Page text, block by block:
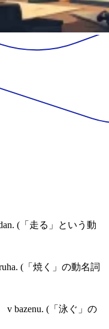
(「走る」という動
(「焼く」の動名詞
v bazenu. (「泳ぐ」の